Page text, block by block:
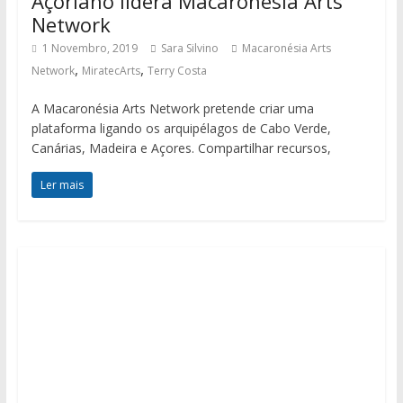
Network
1 Novembro, 2019 Sara Silvino
Macaronésia Arts
Network, MiratecArts, Terry Costa
A Macaronésia Arts Network pretende criar uma
plataforma ligando os arquipélagos de Cabo Verde,
Canárias, Madeira e Açores. Compartilhar recursos,
Ler mais